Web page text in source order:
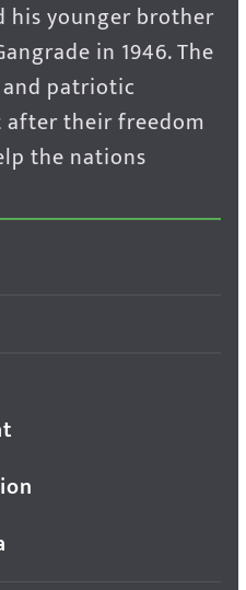
his younger brother
in 1946. The
patriotic
their freedom
the nations